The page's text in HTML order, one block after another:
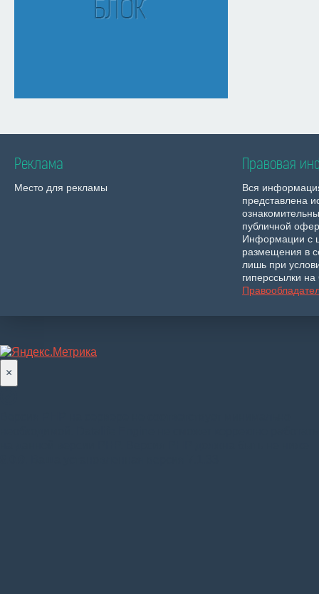
Реклама
Место для рекламы
Правовая
Вся
представлена
публичной
Информации с
размещения в
лишь при
гиперссылки на
×